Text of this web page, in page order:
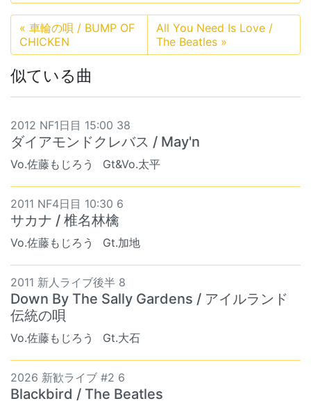
« 車輪の唄 / BUMP OF
CHICKEN
All You Need Is Love /
The Beatles »
似ている曲
2012 NF1日目 15:00 38
ダイアモンドクレバス / May'n
Vo.佐藤もじろう Gt&Vo.太平
2011 NF4日目 10:30 6
サカナ / 椎名林檎
Vo.佐藤もじろう Gt.加地
2011 新人ライブ後半 8
Down By The Sally Gardens / アイルランド
伝統の唄
Vo.佐藤もじろう Gt.大石
2026 新歓ライブ #2 6
Blackbird / The Beatles